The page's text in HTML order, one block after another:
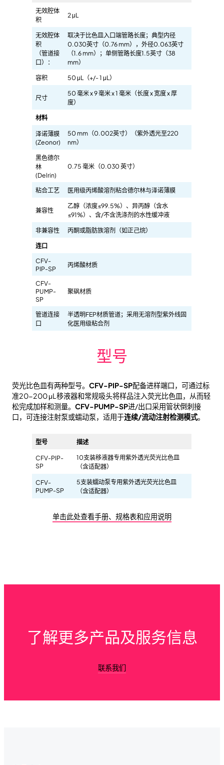
无效腔体
积
2 μL
无效腔体
积
（管道接
口）：
取决于比色皿入口端管路长度；典型内径
0.030英寸（0.76 mm），外径0.063英寸
（1.6 mm）；单侧管路长度1.5英寸（38
mm）
容积
50 μL（+/- 1 μL）
尺寸
50 毫米 x 9 毫米 x 1 毫米（长度 x 宽度 x 厚
度）
材料
泽诺薄膜
(Zeonor)
50 mm（0.002英寸）（紫外透光至220
nm）
黑色德尔
林
(Delrin)
0.75 毫米（0.030 英寸）
粘合工艺 医用级丙烯酸溶剂粘合德尔林与泽诺薄膜
兼容性
乙醇（浓度≤99.5%）、异丙醇（含水
≤91%）、含/不含洗涤剂的水性缓冲液
非兼容性
丙酮或脂肪族溶剂（如正己烷）
连口
CFV-
PIP-SP
丙烯酸材质
CFV-
PUMP-
SP
聚砜材质
管道连接
口
半透明FEP材质管道；采用无溶剂型紫外线固
化医用级粘合剂
型号
荧光比色皿有两种型号。 CFV-PIP-SP配备进样端口，可通过标
准20-200 μL移液器和常规吸头将样品注入荧光比色皿，从而轻
松完成加样和测量。 CFV-PUMP-SP进/出口采用管状倒刺接
口，可连接注射泵或蠕动泵，适用于连续/流动注射检测模式。
型号
描述
CFV-PIP-
SP
10支装移液器专用紫外透光荧光比色皿
（含适配器）
CFV-
PUMP-SP
5支装蠕动泵专用紫外透光荧光比色皿
（含适配器）
单击此处查看手册、规格表和应用说明
了解更多产品及服务信息
联系我们